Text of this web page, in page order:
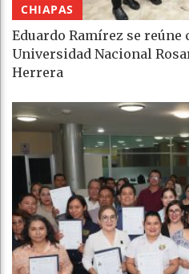
CHIAPAS
Eduardo Ramírez se reúne
Universidad Nacional
Herrera